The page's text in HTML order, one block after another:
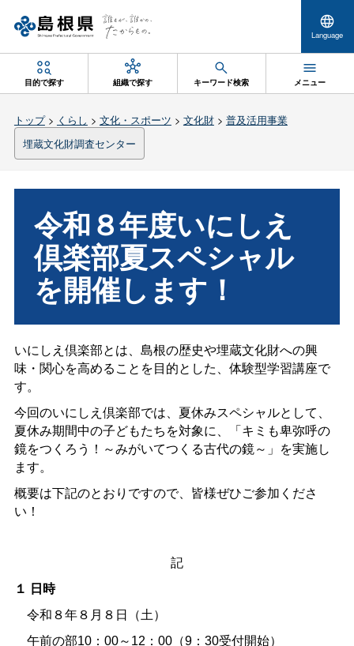
Language
目的で探す 組織で探す キーワード検索 メニュー
トップ> くらし > 文化・スポーツ > 文化財> 普及活用事業
埋蔵文化財調査センター
令和８年度いにしえ
倶楽部夏スペシャル
を開催します！
いにしえ倶楽部とは、島根の歴史や埋蔵文化財への興
味・関心を高めることを目的とした、体験型学習講座で
す。
今回のいにしえ倶楽部では、夏休みスペシャルとして、
夏休み期間中の子どもたちを対象に、「キミも卑弥呼の
鏡をつくろう！～みがいてつくる古代の鏡～」を実施し
ます。
概要は下記のとおりですので、皆様ぜひご参加くださ
い！
記
１
日時
令和８年８月８日（土）
午前の部10：00～12：00（9：30受付開始）